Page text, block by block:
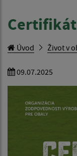
Úvod Život v
09.07.2025